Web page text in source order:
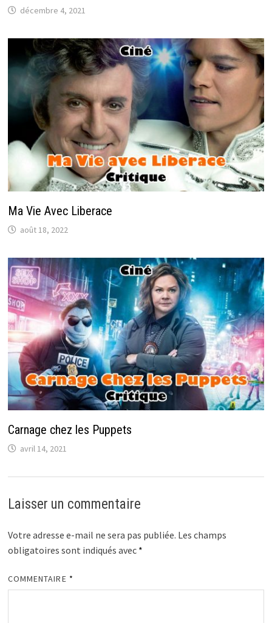
décembre 4, 2021
Ma Vie Avec Liberace
août 18, 2022
Carnage chez les Puppets
avril 14, 2021
Laisser un commentaire
Votre adresse e-mail ne sera pas publiée. Les champs
obligatoires sont indiqués avec *
COMMENTAIRE *